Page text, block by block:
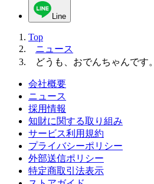
Line
Top
ニュース
どうも、おでんちゃんです。
会社概要
ニュース
採用情報
知財に関する取り組み
サービス利用規約
プライバシーポリシー
外部送信ポリシー
特定商取引法表示